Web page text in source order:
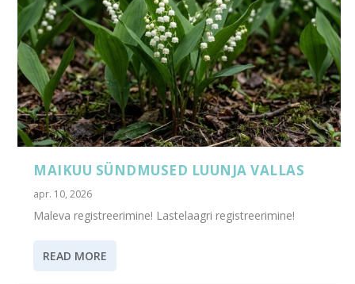
MAIKUU SÜNDMUSED LUUNJA VALLAS
apr. 10, 2026
Maleva registreerimine! Lastelaagri registreerimine!
READ MORE